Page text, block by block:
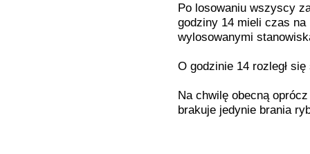
Po losowaniu wszyscy
godziny 14 mieli czas na
wylosowanymi
O godzinie 14 rozległ
Na chwilę obecną
brakuje jedynie brania